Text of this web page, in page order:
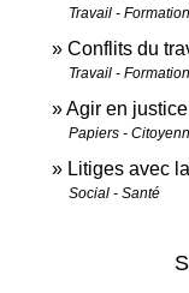
Travail - Formation
Conflits du
Travail - Formation
Agir en
Papiers -
Litiges avec
Social - Santé